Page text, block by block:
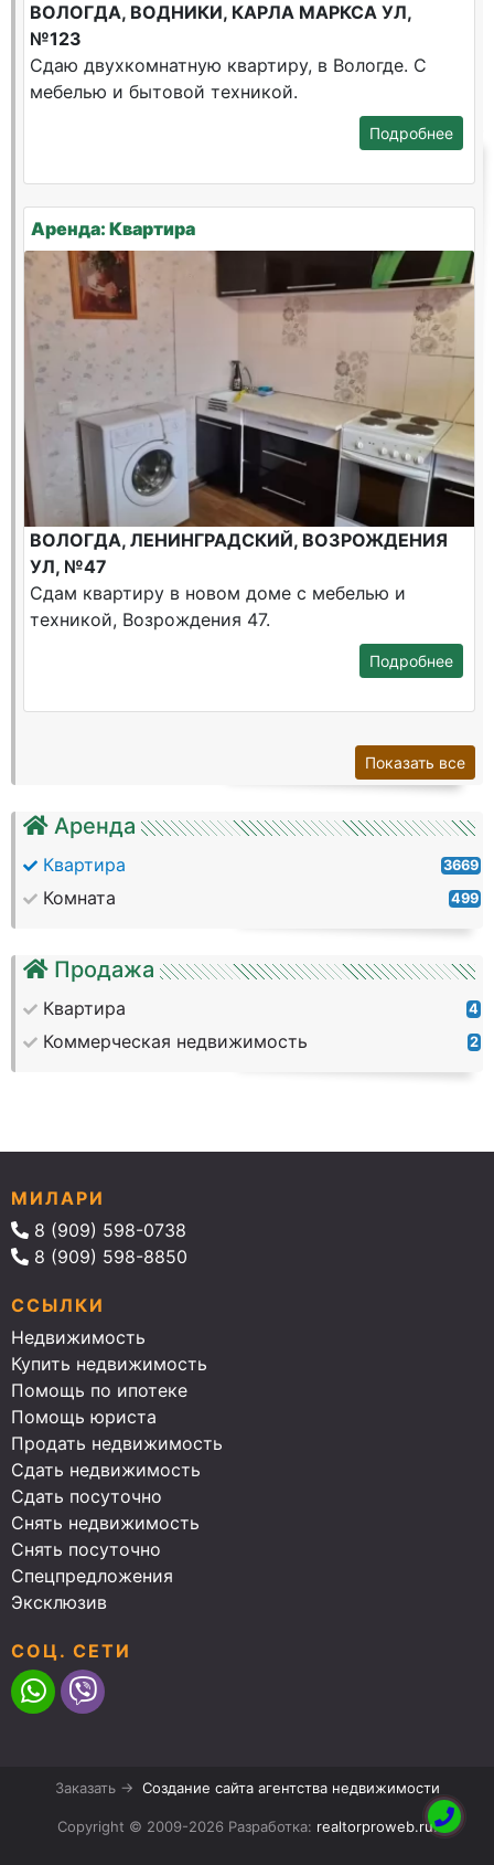
Аренда
Квартира 3669
Комната 499
Продажа
Квартира 4
Коммерческая недвижимость 2
ВОЛОГДА, ВОДНИКИ, КАРЛА МАРКСА УЛ,
№123
Сдаю двухкомнатную квартиру, в Вологде. С
мебелью и бытовой техникой.
Подробнее
Аренда: Квартира
ВОЛОГДА, ЛЕНИНГРАДСКИЙ, ВОЗРОЖДЕНИЯ
УЛ, №47
Сдам квартиру в новом доме с мебелью и
техникой, Возрождения 47.
Подробнее
Показать все
МИЛАРИ
8 (909) 598-0738
8 (909) 598-8850
ССЫЛКИ
Недвижимость
Купить недвижимость
Помощь по ипотеке
Помощь юриста
Продать недвижимость
Сдать недвижимость
Сдать посуточно
Снять недвижимость
Снять посуточно
Спецпредложения
Эксклюзив
СОЦ. СЕТИ
Заказать → Создание сайта агентства недвижимости
Copyright © 2009-2026 Разработка: realtorproweb.ru.